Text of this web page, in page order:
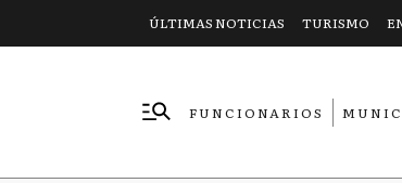
ÚLTIMAS NOTICIAS TURISMO
FUNCIONARIOS